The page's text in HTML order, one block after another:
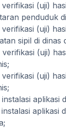
(uji)
penduduk
(uji)
sipil di dinas
(uji)
(uji)
aplikasi
aplikasi